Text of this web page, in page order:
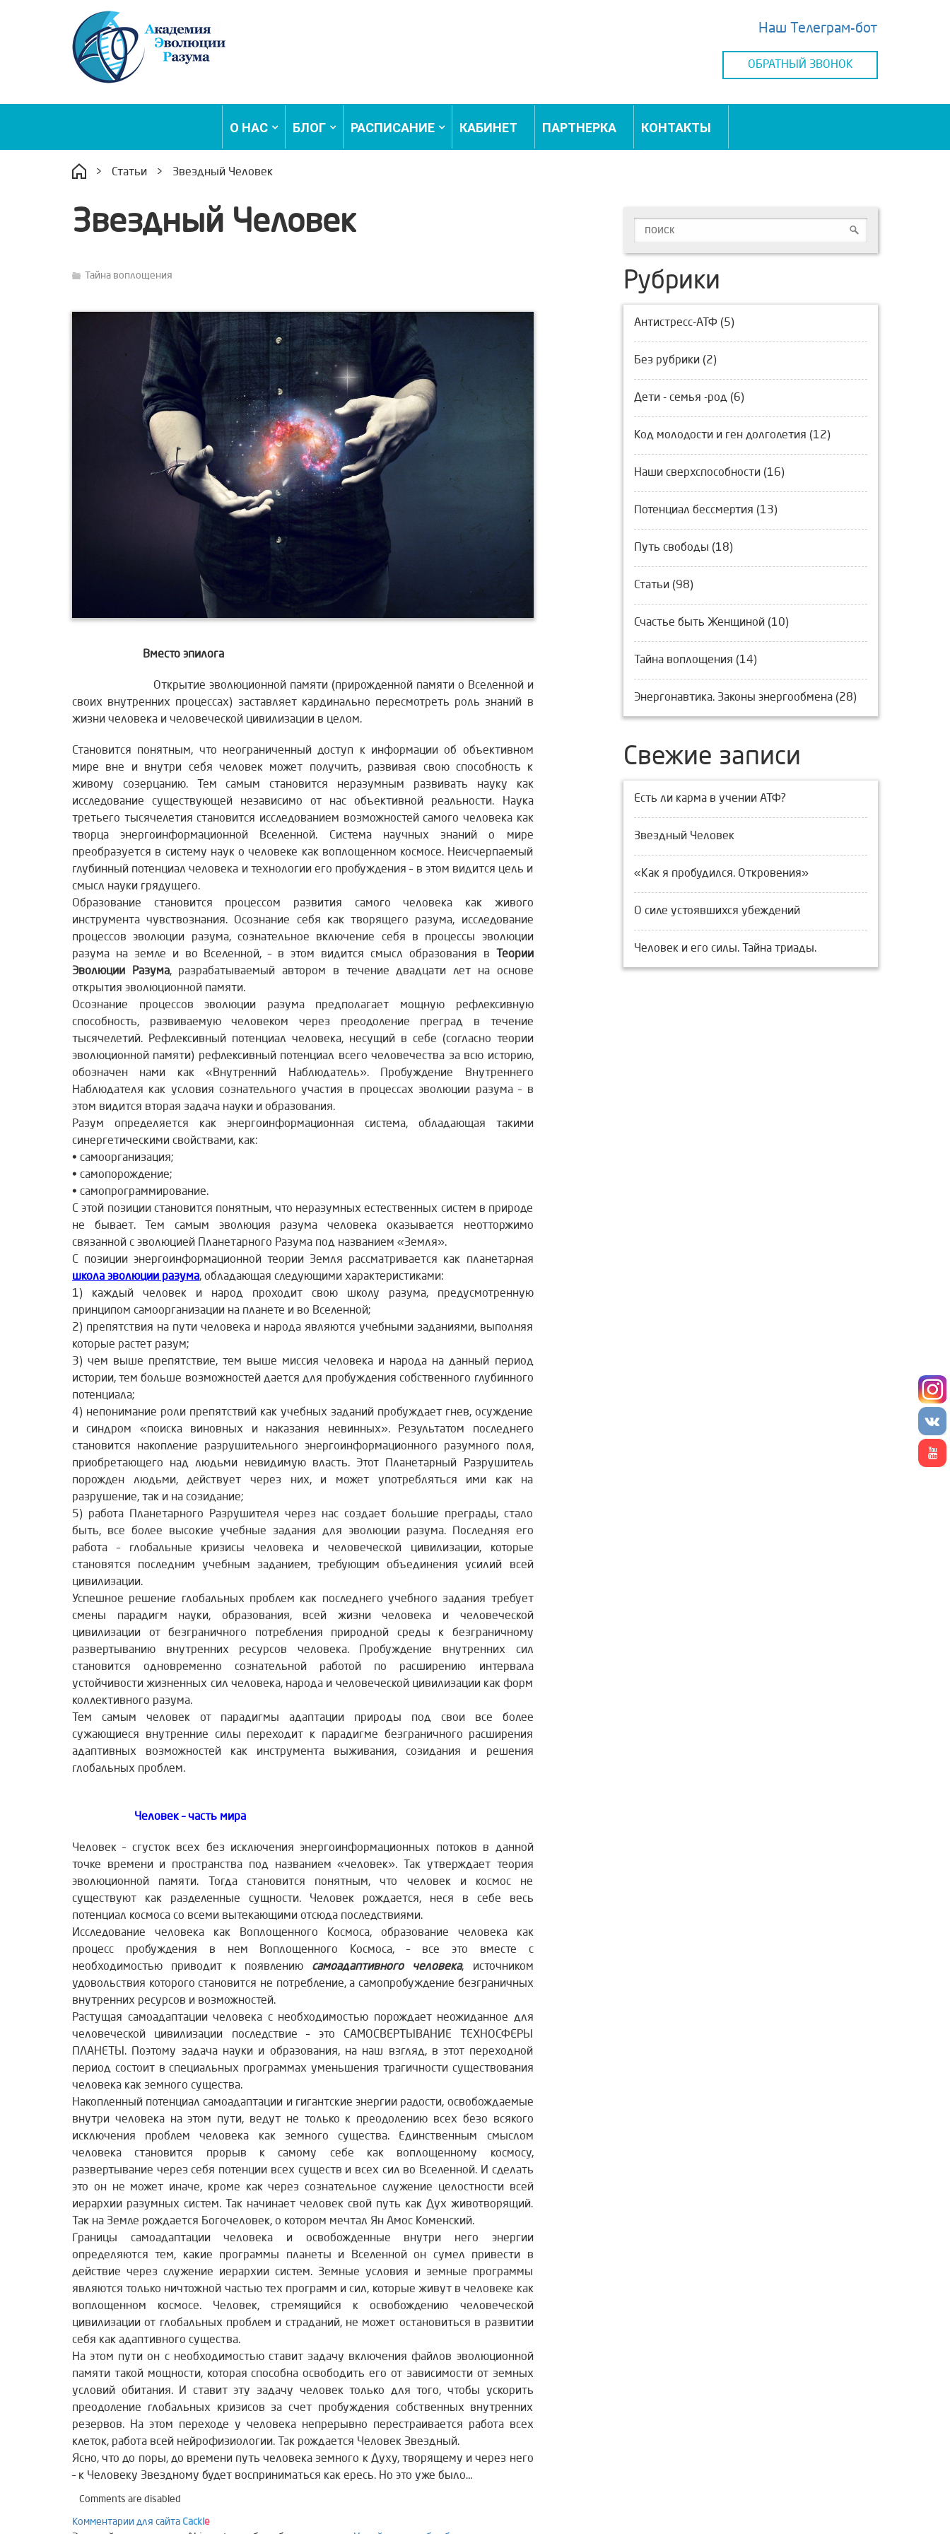
Наш Телеграм-бот
ОБРАТНЫЙ ЗВОНОК
О НАС БЛОГ РАСПИСАНИЕ КАБИНЕТ ПАРТНЕРКА КОНТАКТЫ
> Статьи > Звездный Человек
Звездный Человек
Тайна воплощения
Вместо эпилога
Открытие эволюционной памяти (прирожденной памяти о Вселенной и
своих внутренних процессах) заставляет кардинально пересмотреть роль знаний в
жизни человека и человеческой цивилизации в целом.
Становится понятным, что неограниченный доступ к информации об объективном
мире вне и внутри себя человек может получить, развивая свою способность к
живому созерцанию. Тем самым становится неразумным развивать науку как
исследование существующей независимо от нас объективной реальности. Наука
третьего тысячелетия становится исследованием возможностей самого человека как
творца энергоинформационной Вселенной. Система научных знаний о мире
преобразуется в систему наук о человеке как воплощенном космосе. Неисчерпаемый
глубинный потенциал человека и технологии его пробуждения – в этом видится цель и
смысл науки грядущего.
Образование становится процессом развития самого человека как живого
инструмента чувствознания. Осознание себя как творящего разума, исследование
процессов эволюции разума, сознательное включение себя в процессы эволюции
разума на земле и во Вселенной, – в этом видится смысл образования в
Теории
Эволюции Разума, разрабатываемый автором в течение двадцати лет на основе
открытия эволюционной памяти.
Осознание процессов эволюции разума предполагает мощную рефлексивную
способность, развиваемую человеком через преодоление преград в течение
тысячелетий. Рефлексивный потенциал человека, несущий в себе (согласно теории
эволюционной памяти) рефлексивный потенциал всего человечества за всю историю,
обозначен нами как «Внутренний Наблюдатель». Пробуждение Внутреннего
Наблюдателя как условия сознательного участия в процессах эволюции разума – в
этом видится вторая задача науки и образования.
Разум определяется как энергоинформационная система, обладающая такими
синергетическими свойствами, как:
• самоорганизация;
• самопорождение;
• самопрограммирование.
С этой позиции становится понятным, что неразумных естественных систем в природе
не бывает. Тем самым эволюция разума человека оказывается неотторжимо
связанной с эволюцией Планетарного Разума под названием «Земля».
С позиции энергоинформационной теории Земля рассматривается как планетарная
школа эволюции разума, обладающая следующими характеристиками:
1) каждый человек и народ проходит свою школу разума, предусмотренную
принципом самоорганизации на планете и во Вселенной;
2) препятствия на пути человека и народа являются учебными заданиями, выполняя
которые растет разум;
3) чем выше препятствие, тем выше миссия человека и народа на данный период
истории, тем больше возможностей дается для пробуждения собственного глубинного
потенциала;
4) непонимание роли препятствий как учебных заданий пробуждает гнев, осуждение
и синдром «поиска виновных и наказания невинных». Результатом последнего
становится накопление разрушительного энергоинформационного разумного поля,
приобретающего над людьми невидимую власть. Этот Планетарный Разрушитель
порожден людьми, действует через них, и может употребляться ими как на
разрушение, так и на созидание;
5) работа Планетарного Разрушителя через нас создает большие преграды, стало
быть, все более высокие учебные задания для эволюции разума. Последняя его
работа – глобальные кризисы человека и человеческой цивилизации, которые
становятся последним учебным заданием, требующим объединения усилий всей
цивилизации.
Успешное решение глобальных проблем как последнего учебного задания требует
смены парадигм науки, образования, всей жизни человека и человеческой
цивилизации от безграничного потребления природной среды к безграничному
развертыванию внутренних ресурсов человека. Пробуждение внутренних сил
становится одновременно сознательной работой по расширению интервала
устойчивости жизненных сил человека, народа и человеческой цивилизации как форм
коллективного разума.
Тем самым человек от парадигмы адаптации природы под свои все более
сужающиеся внутренние силы переходит к парадигме безграничного расширения
адаптивных возможностей как инструмента выживания, созидания и решения
глобальных проблем.
Человек – часть мира
Человек – сгусток всех без исключения энергоинформационных потоков в данной
точке времени и пространства под названием «человек». Так утверждает теория
эволюционной памяти. Тогда становится понятным, что человек и космос не
существуют как разделенные сущности. Человек рождается, неся в себе весь
потенциал космоса со всеми вытекающими отсюда последствиями.
Исследование человека как Воплощенного Космоса, образование человека как
процесс пробуждения в нем Воплощенного Космоса, – все это вместе с
необходимостью приводит к появлению самоадаптивного человека, источником
удовольствия которого становится не потребление, а самопробуждение безграничных
внутренних ресурсов и возможностей.
Растущая самоадаптации человека с необходимостью порождает неожиданное для
человеческой цивилизации последствие – это САМОСВЕРТЫВАНИЕ ТЕХНОСФЕРЫ
ПЛАНЕТЫ. Поэтому задача науки и образования, на наш взгляд, в этот переходной
период состоит в специальных программах уменьшения трагичности существования
человека как земного существа.
Накопленный потенциал самоадаптации и гигантские энергии радости, освобождаемые
внутри человека на этом пути, ведут не только к преодолению всех безо всякого
исключения проблем человека как земного существа. Единственным смыслом
человека становится прорыв к самому себе как воплощенному космосу,
развертывание через себя потенции всех существ и всех сил во Вселенной. И сделать
это он не может иначе, кроме как через сознательное служение целостности всей
иерархии разумных систем. Так начинает человек свой путь как Дух животворящий.
Так на Земле рождается Богочеловек, о котором мечтал Ян Амос Коменский.
Границы самоадаптации человека и освобожденные внутри него энергии
определяются тем, какие программы планеты и Вселенной он сумел привести в
действие через служение иерархии систем. Земные условия и земные программы
являются только ничтожной частью тех программ и сил, которые живут в человеке как
воплощенном космосе. Человек, стремящийся к освобождению человеческой
цивилизации от глобальных проблем и страданий, не может остановиться в развитии
себя как адаптивного существа.
На этом пути он с необходимостью ставит задачу включения файлов эволюционной
памяти такой мощности, которая способна освободить его от зависимости от земных
условий обитания. И ставит эту задачу человек только для того, чтобы ускорить
преодоление глобальных кризисов за счет пробуждения собственных внутренних
резервов. На этом переходе у человека непрерывно перестраивается работа всех
клеток, работа всей нейрофизиологии. Так рождается Человек Звездный.
Ясно, что до поры, до времени путь человека земного к Духу, творящему и через него
– к Человеку Звездному будет восприниматься как ересь. Но это уже было…
Рубрики
Антистресс-АТФ (5)
Без рубрики (2)
Дети - семья -род (6)
Код молодости и ген долголетия (12)
Наши сверхспособности (16)
Потенциал бессмертия (13)
Путь свободы (18)
Статьи (98)
Счастье быть Женщиной (10)
Тайна воплощения (14)
Энергонавтика. Законы энергообмена (28)
Свежие записи
Есть ли карма в учении АТФ?
Звездный Человек
«Как я пробудился. Откровения»
О силе устоявшихся убеждений
Человек и его силы. Тайна триады.
Comments are disabled
Комментарии для сайта Cackl e